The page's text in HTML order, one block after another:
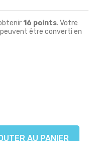
16 points. Votre
être converti en
AU PANIER